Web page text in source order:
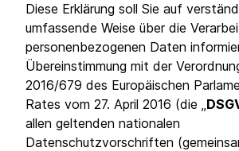
Diese Erklärung soll Sie auf
umfassende Weise über die
personenbezogenen Daten
Übereinstimmung mit der
2016/679 des Europäischen
Rates vom 27. April 2016 (die „
allen geltenden nationalen
Datenschutzvorschriften